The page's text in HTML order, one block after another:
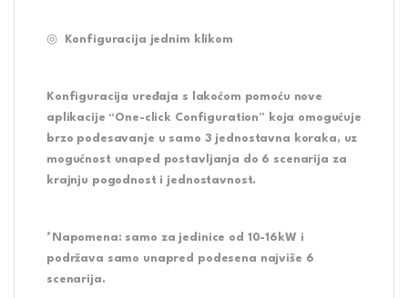
◎ Konfiguracija jednim klikom
Konfiguracija uređaja s lakoćom pomoću nove
aplikacije “One-click Configuration” koja omogućuje
brzo podesavanje u samo 3 jednostavna koraka, uz
mogućnost unaped postavljanja do 6 scenarija za
krajnju pogodnost i jednostavnost.
*Napomena: samo za jedinice od 10-16kW i
podržava samo unapred podesena najviše 6
scenarija.